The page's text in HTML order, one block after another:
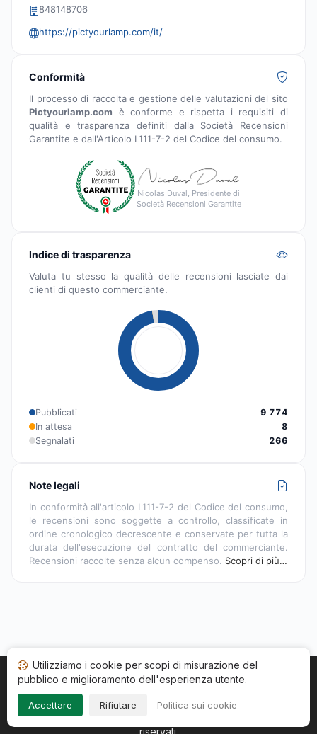
848148706
https://pictyourlamp.com/it/
Conformità
Il processo di raccolta e gestione delle valutazioni del sito
Pictyourlamp.com è conforme e rispetta i requisiti di
qualità e trasparenza definiti dalla Società Recensioni
Garantite e dall'Articolo L111-7-2 del Codice del consumo.
Nicolas Duval, Presidente di
Società Recensioni Garantite
Indice di trasparenza
Valuta tu stesso la qualità delle recensioni lasciate dai
clienti di questo commerciante.
Pubblicati
9 774
In attesa
8
Segnalati
266
Note legali
In conformità all'articolo L111-7-2 del Codice del consumo,
le recensioni sono soggette a controllo, classificate in
ordine cronologico decrescente e conservate per tutta la
durata dell'esecuzione del contratto del commerciante.
Recensioni raccolte senza alcun compenso. Scopri di più…
Home Stato recensioni Categorie CGU
Copyright © 2026
riservati.
Utilizziamo i cookie per scopi di misurazione del
pubblico e miglioramento dell'esperienza utente.
Accettare Rifiutare Politica sui cookie